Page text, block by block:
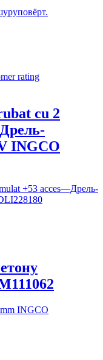
rating
cu 2
INGCO
+53 acces—Дрель-
INGCO